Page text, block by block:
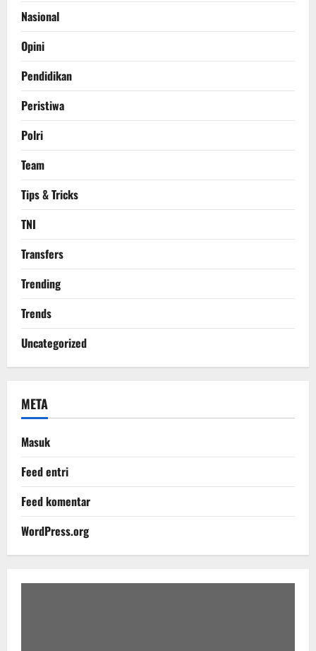
Nasional
Opini
Pendidikan
Peristiwa
Polri
Team
Tips & Tricks
TNI
Transfers
Trending
Trends
Uncategorized
META
Masuk
Feed entri
Feed komentar
WordPress.org